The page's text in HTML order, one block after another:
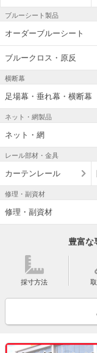
ブルーシート製品
オーダーブルーシート
ブルークロス・原反
横断幕
足場幕・垂れ幕・横断幕
ネット・網製品
ネット・網
レール部材・金具
カーテンレール
修理・副資材
修理・副資材
豊富な
採寸方法